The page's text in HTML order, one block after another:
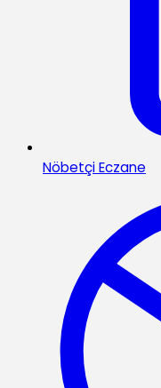
Nöbetçi Eczane